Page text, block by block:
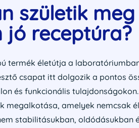
születik
jó receptúra?
termék életútja a
csapat itt dolgozik a pontos
és funkcionális tulajdonságokon.
megalkotása, amelyek nemcsak
stabilitásukban, oldódásukban